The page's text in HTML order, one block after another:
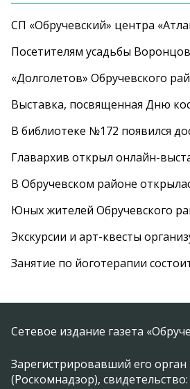
СП «Обручевский» центра
Посетителям усадьбы
«Долголетов» Обручевского
Выставка, посвященная Дню
В библиотеке №172 появился
Главархив открыл онлайн-
В Обручевском районе
Юных жителей Обручевского
Экскурсии и арт-квесты
Занятие по йоготерапии
Сетевое издание газета
Зарегистрировавший его
(Роскомнадзор),